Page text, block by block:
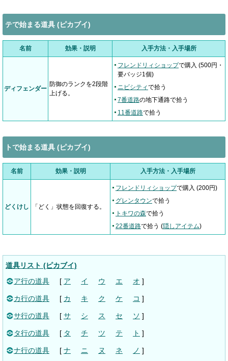
テで始まる道具 (ピカブイ)
名前 効果・説明 入手方法・入手場所
ディフェンダー
防御のランクを2段階
上げる。
フレンドリィショップで購入 (500円・
要バッジ1個)
ニビシティで拾う
7番道路の地下通路で拾う
11番道路で拾う
トで始まる道具 (ピカブイ)
名前 効果・説明 入手方法・入手場所
どくけし 「どく」状態を回復する。
フレンドリィショップで購入 (200円)
グレンタウンで拾う
トキワの森で拾う
22番道路で拾う (隠しアイテム)
道具リスト (ピカブイ)
ア行の道具
[ ア イ ウ エ オ ]
カ行の道具 [ カ キ ク ケ コ ]
サ行の道具 [ サ シ ス セ ソ ]
タ行の道具 [ タ チ ツ テ ト ]
ナ行の道具 [ ナ ニ ヌ ネ ノ ]